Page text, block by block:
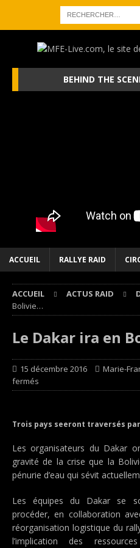
BEHIND THE
ACCUEIL RALLYE RAID
ACCUEIL ACTUS RAID
Bolivie…
Le Dakar ira en
15 décembre 2016 Marie-
fermés
Trois pays seeront traversés
Les organisateurs du Dakar
gravité de la crise que la
pénurie d’eau qui sévit
Les équipes du Dakar se
procéder, en collaboration
réorganisation logistique du
l’implication des